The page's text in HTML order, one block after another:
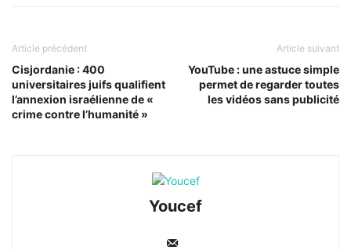
Article précédent
Cisjordanie : 400
universitaires juifs qualifient
l’annexion israélienne de «
crime contre l’humanité »
Article suivant
YouTube : une astuce simple
permet de regarder toutes
les vidéos sans publicité
Youcef